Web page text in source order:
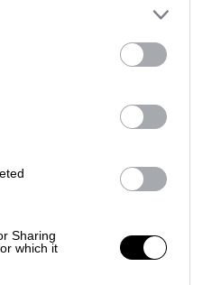
Sharing
which it
«Η